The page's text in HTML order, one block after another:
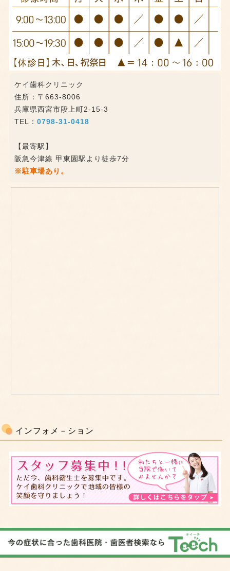
ケイ歯科クリニック
住所：〒663-8006
兵庫県西宮市段上町2-15-3
TEL： 0798-31-0418
【最寄駅】
阪急今津線 甲東園駅より徒歩7分
※駐車場あり。
インフォメ－ション